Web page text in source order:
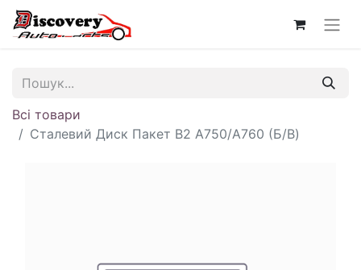
Всі товари
Сталевий Диск Пакет B2 A750/A760 (Б/В)